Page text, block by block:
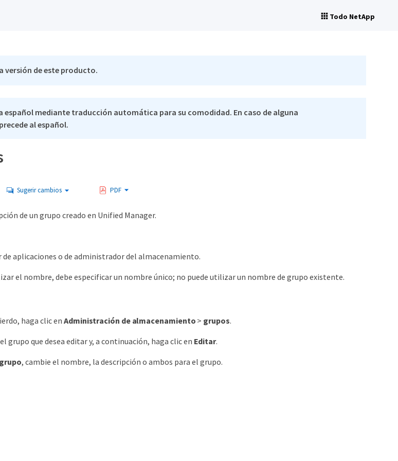
Todo NetApp
versión de este producto.
español mediante traducción automática para su comodidad. En caso de alguna
al español.
Sugerir cambios PDF
de un grupo creado en Unified Manager.
aplicaciones o de administrador del almacenamiento.
el nombre, debe especificar un nombre único; no puede utilizar un nombre de grupo existente.
haga clic en Administración de almacenamiento > grupos.
grupo que desea editar y, a continuación, haga clic en Editar.
, cambie el nombre, la descripción o ambos para el grupo.